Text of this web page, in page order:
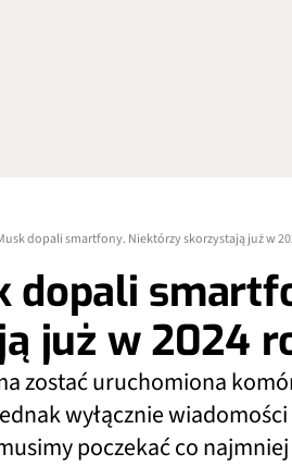
dopali smartfony. Niektórzy skorzystają już w
dopali
już w 2024
zostać uruchomiona
wyłącznie wiadomości
poczekać co